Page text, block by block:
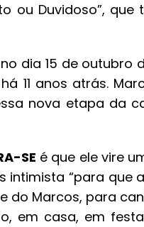
ou Duvidoso”,
dia 15 de outubro
11 anos atrás.
nova etapa da
SE é que ele vire
intimista “para
do Marcos, para
em casa, em